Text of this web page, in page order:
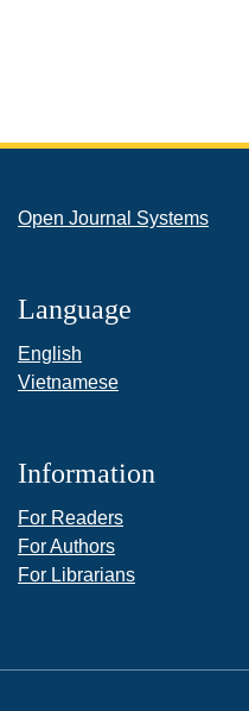
Open Journal Systems
Language
English
Vietnamese
Information
For Readers
For Authors
For Librarians